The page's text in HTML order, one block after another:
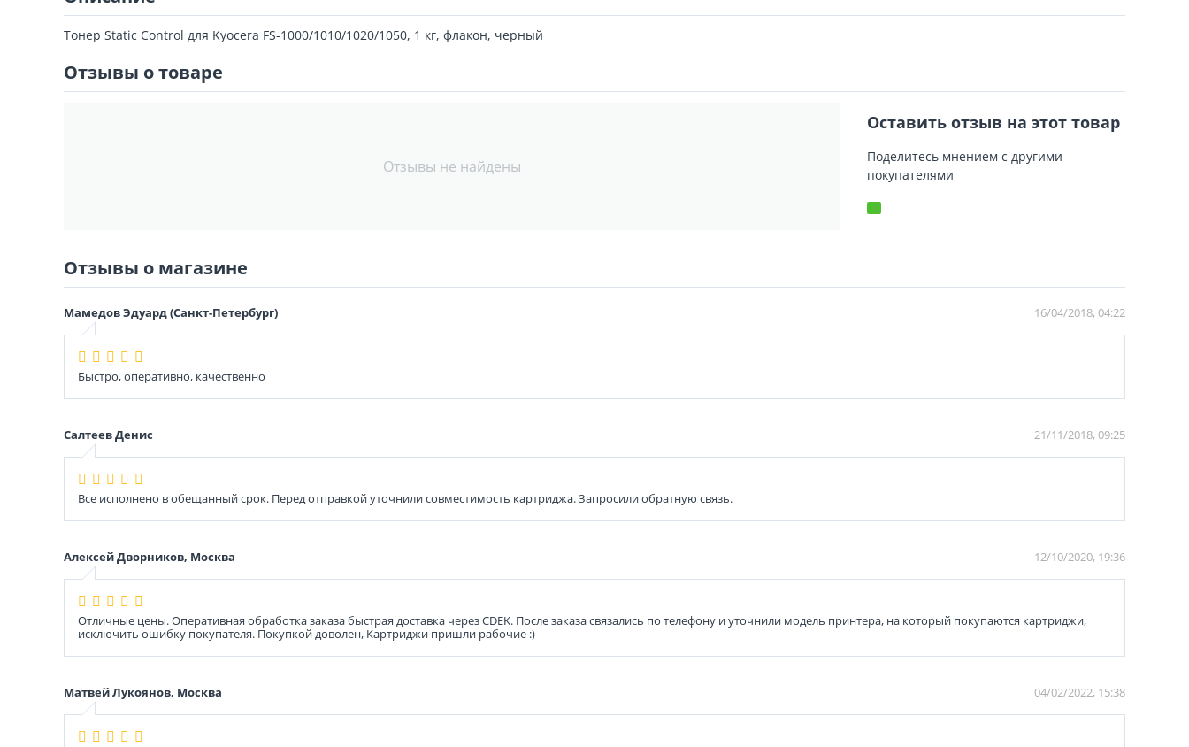
Тонер Static Control для Kyocera FS-1000/1010/1020/1050, 1 кг, флакон, черный
Отзывы о товаре
Отзывы не найдены
Оставить отзыв на этот товар
Поделитесь мнением с другими
покупателями
Отзывы о магазине
Мамедов Эдуард (Санкт-Петербург) 16/04/2018, 04:22
Быстро, оперативно, качественно
Салтеев Денис 21/11/2018, 09:25
Все исполнено в обещанный срок. Перед отправкой уточнили совместимость картриджа. Запросили обратную связь.
Алексей Дворников, Москва 12/10/2020, 19:36
Отличные цены. Оперативная обработка заказа быстрая доставка через CDEK. После заказа связались по телефону и уточнили модель принтера, на который покупаются картриджи,
исключить ошибку покупателя. Покупкой доволен, Картриджи пришли рабочие :)
Матвей Лукоянов, Москва 04/02/2022, 15:38